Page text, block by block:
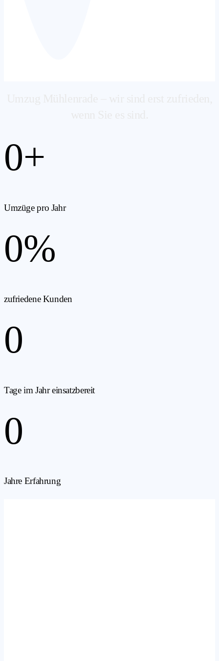
0+
Umzüge pro Jahr
0%
zufriedene Kunden
0
Tage im Jahr einsatzbereit
0
Jahre Erfahrung